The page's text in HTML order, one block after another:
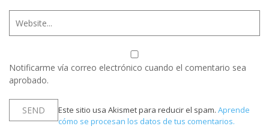
Notificarme vía correo electrónico cuando el comentario sea
aprobado.
Este sitio usa Akismet para reducir el spam. Aprende
cómo se procesan los datos de tus comentarios.